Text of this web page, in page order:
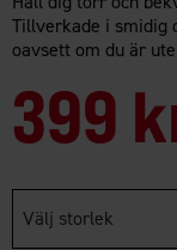
Tillverkade i smidig
oavsett om du är
399
Välj storlek